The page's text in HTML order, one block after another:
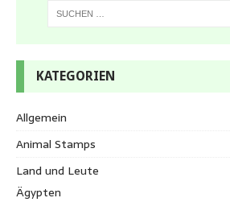
KATEGORIEN
Allgemein
Animal Stamps
Land und Leute
Ägypten